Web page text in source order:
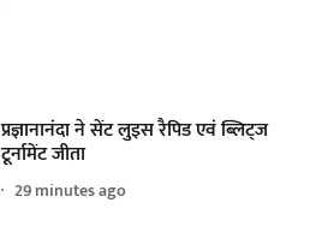
प्रज्ञानानंदा ने सेंट लुइस रैपिड एवं ब्लिट्ज
टूर्नामेंट जीता
29 minutes ago